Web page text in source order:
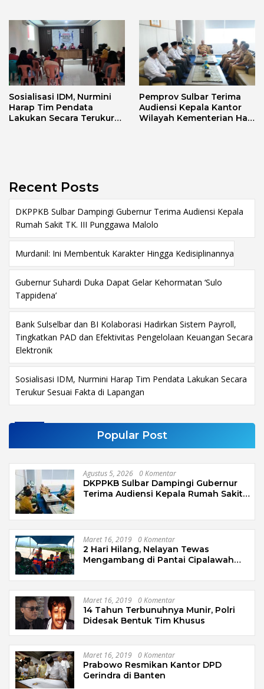
Keuangan Secara
Elektronik
Sosialisasi IDM, Nurmini
Harap Tim Pendata
Lakukan Secara Terukur
Pemprov Sulbar Terima
Audiensi Kepala Kantor
Wilayah Kementerian Haji
Recent Posts
DKPPKB Sulbar Dampingi Gubernur Terima Audiensi Kepala
Rumah Sakit TK. III Punggawa Malolo
Murdanil: Ini Membentuk Karakter Hingga Kedisiplinannya
Gubernur Suhardi Duka Dapat Gelar Kehormatan ‘Sulo
Tappidena’
Bank Sulselbar dan BI Kolaborasi Hadirkan Sistem Payroll,
Tingkatkan PAD dan Efektivitas Pengelolaan Keuangan Secara
Elektronik
Sosialisasi IDM, Nurmini Harap Tim Pendata Lakukan Secara
Terukur Sesuai Fakta di Lapangan
Popular Post
Agustus 5, 2026 0 Komentar
DKPPKB Sulbar Dampingi Gubernur
Terima Audiensi Kepala Rumah Sakit
Maret 16, 2019 0 Komentar
2 Hari Hilang, Nelayan Tewas
Mengambang di Pantai Cipalawah
Maret 16, 2019 0 Komentar
14 Tahun Terbunuhnya Munir, Polri
Didesak Bentuk Tim Khusus
Maret 16, 2019 0 Komentar
Prabowo Resmikan Kantor DPD
Gerindra di Banten